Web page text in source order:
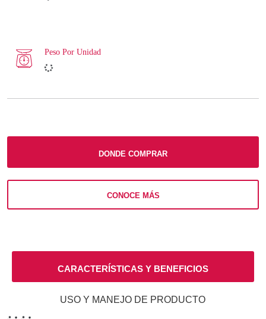
Peso Por Unidad
DONDE COMPRAR
CONOCE MÁS
CARACTERÍSTICAS Y BENEFICIOS
USO Y MANEJO DE PRODUCTO